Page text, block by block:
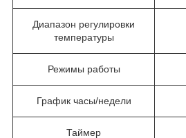
Диапазон регулировки
температуры
Режимы работы
График часы/недели
Таймер